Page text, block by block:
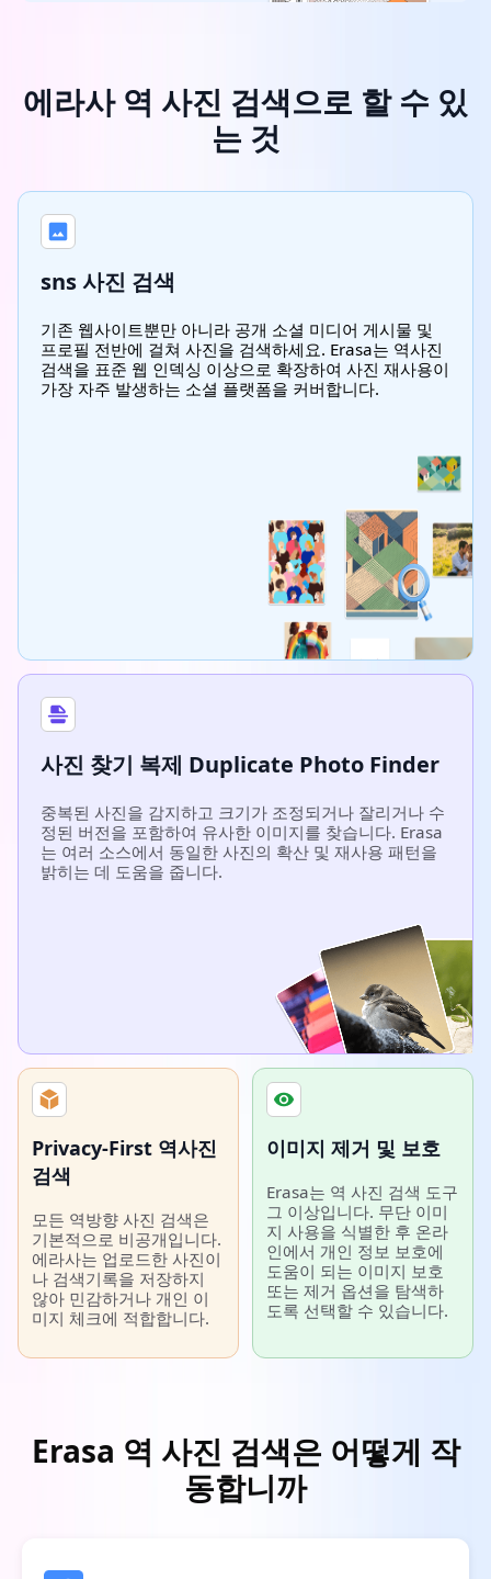
에라사 역 사진 검색으로 할 수 있
는 것
sns 사진 검색
기존 웹사이트뿐만 아니라 공개 소셜 미디어 게시물 및
프로필 전반에 걸쳐 사진을 검색하세요. Erasa는 역사진
검색을 표준 웹 인덱싱 이상으로 확장하여 사진 재사용이
가장 자주 발생하는 소셜 플랫폼을 커버합니다.
사진 찾기 복제 Duplicate Photo Finder
중복된 사진을 감지하고 크기가 조정되거나 잘리거나 수
정된 버전을 포함하여 유사한 이미지를 찾습니다. Erasa
는 여러 소스에서 동일한 사진의 확산 및 재사용 패턴을
밝히는 데 도움을 줍니다.
Privacy-First 역사진
검색
모든 역방향 사진 검색은
기본적으로 비공개입니다.
에라사는 업로드한 사진이
나 검색기록을 저장하지
않아 민감하거나 개인 이
미지 체크에 적합합니다.
이미지 제거 및 보호
Erasa는 역 사진 검색 도구
그 이상입니다. 무단 이미
지 사용을 식별한 후 온라
인에서 개인 정보 보호에
도움이 되는 이미지 보호
또는 제거 옵션을 탐색하
도록 선택할 수 있습니다.
Erasa 역 사진 검색은 어떻게 작
동합니까